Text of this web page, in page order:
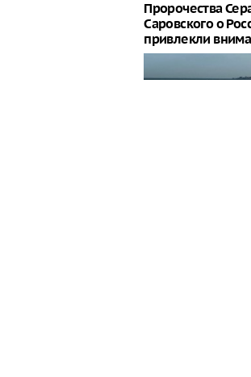
Пророчества
Саровского о
привлекли